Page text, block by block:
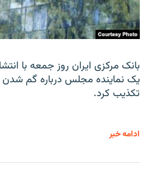
بانک مرکزی ایران روز جمعه با
تکذیب کرد.
ادامه خبر